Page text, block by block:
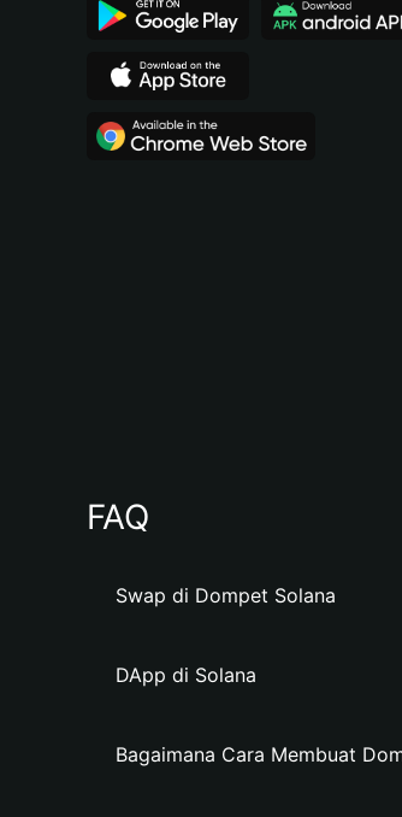
Español (Argentina)
FAQ
Swap di Dompet Solana
DApp di Solana
Bagaimana Cara Membuat